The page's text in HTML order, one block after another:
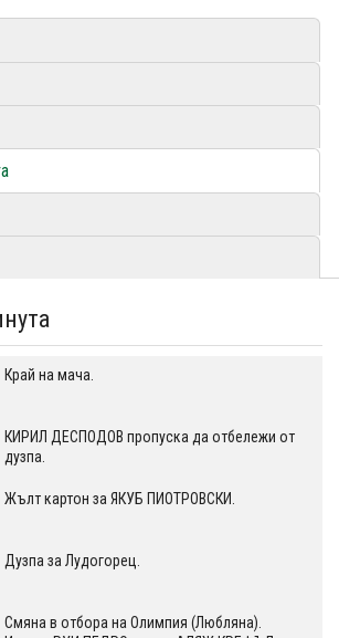
Край на мача.
КИРИЛ ДЕСПОДОВ пропуска да отбележи от
дузпа.
Жълт картон за ЯКУБ ПИОТРОВСКИ.
Дузпа за Лудогорец.
Смяна в отбора на Олимпия (Любляна).